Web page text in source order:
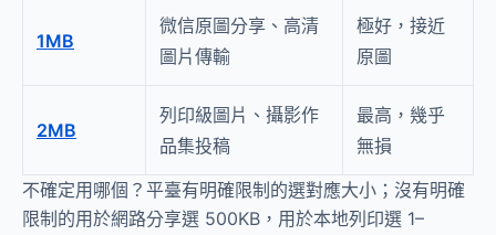
1MB
微信原圖分享、高清
圖片傳輸
極好，接近
原圖
2MB
列印級圖片、攝影作
品集投稿
最高，幾乎
無損
不確定用哪個？平臺有明確限制的選對應大小；沒有明確
限制的用於網路分享選 500KB，用於本地列印選 1–